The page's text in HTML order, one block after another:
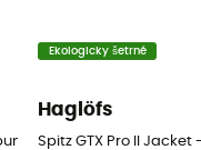
Ekologicky šetrné
Haglöfs
Spitz GTX Pro II